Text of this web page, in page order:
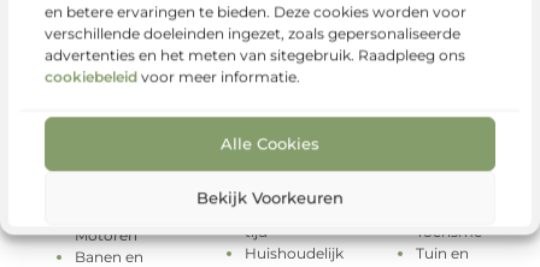
en betere ervaringen te bieden. Deze cookies worden voor
verschillende doeleinden ingezet, zoals gepersonaliseerde
advertenties en het meten van sitegebruik. Raadpleeg ons
cookiebeleid voor meer informatie.
Alle Cookies
Bekijk Voorkeuren
Motoren
Banen en
Geschenken
Gezondheid
Groothandel
Hobby en vrije
tijd
Huishoudelijk
Relatie
Toerisme
Tuin en